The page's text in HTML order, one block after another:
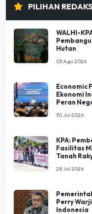
PILIHAN
WALHI-
Hutan
03 Agu 2026
Economic
Ekonomi
Peran
30 Jul 2026
KPA:
Fasilitas
Tanah
28 Jul 2026
Perry
Indonesia